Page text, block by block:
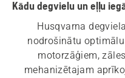
Kādu degvielu un eļļu
Husqvarna
nodrošinātu
motorzāģiem,
mehanizētajam